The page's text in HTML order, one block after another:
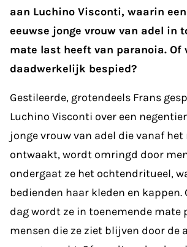
aan Luchino Visconti, waarin
eeuwse jonge vrouw van adel in
mate last heeft van paranoia. Of
daadwerkelijk bespied?
Gestileerde, grotendeels Frans
Luchino Visconti over een
jonge vrouw van adel die vanaf
ontwaakt, wordt omringd door
ondergaat ze het ochtendritueel,
bedienden haar kleden en kappen.
dag wordt ze in toenemende mate
mensen die ze ziet blijven door de